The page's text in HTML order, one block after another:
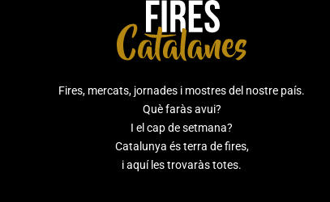
Fires, mercats, jornades i mostres del nostre país.
Què faràs avui?
I el cap de setmana?
Catalunya és terra de fires,
i aquí les trovaràs totes.